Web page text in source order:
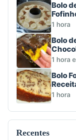
Bolo
1 hora
Bolo
1 hora
Bolo
1 hora
Recentes